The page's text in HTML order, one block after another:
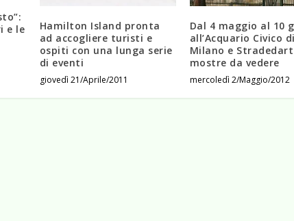
e le
Hamilton Island pronta
ad accogliere turisti e
ospiti con una lunga serie
di eventi
giovedì 21/Aprile/2011
Dal 4 maggio al 10
all’Acquario Civico
Milano e
mostre da vedere
mercoledì 2/Maggio/2012